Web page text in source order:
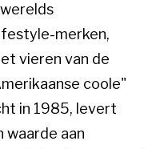
merken,
vieren van de
coole"
in 1985, levert
waarde aan